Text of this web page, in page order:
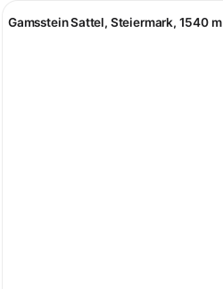
Gamsstein Sattel, Steiermark, 1540 m